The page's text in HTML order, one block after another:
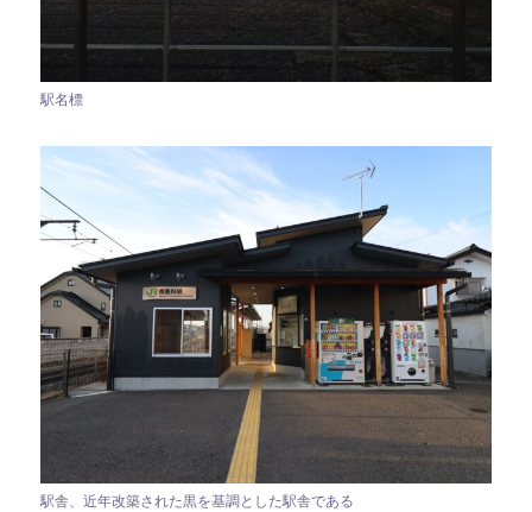
駅名標
駅舎、近年改築された黒を基調とした駅舎である